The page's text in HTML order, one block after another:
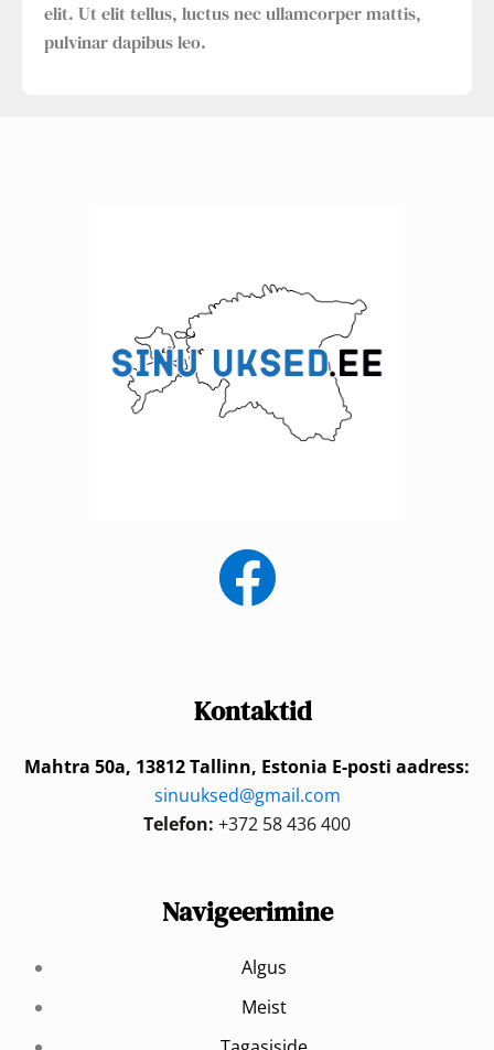
elit. Ut elit tellus, luctus nec ullamcorper mattis,
pulvinar dapibus leo.
Kontaktid
Mahtra 50a, 13812 Tallinn, Estonia E-posti aadress:
sinuuksed@gmail.com
Telefon: +372 58 436 400
Navigeerimine
Algus
Meist